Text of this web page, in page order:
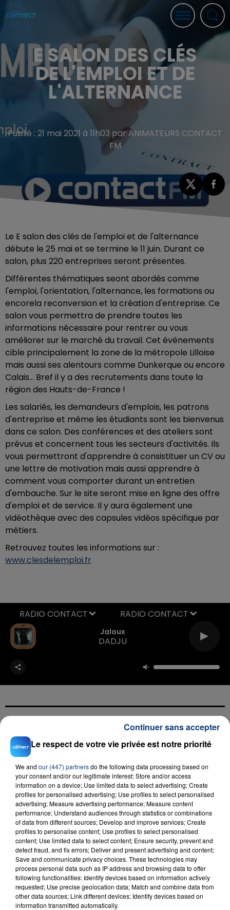
E SALON DES CLÉS
DE L'EMPLOI ET DE
L'ALTERNANCE
Publié : 21 mai 2021 à 11h03 par ANIMATEURS CONTACT
FM
Le E salon des clés de l'emploi et de l'alternance
débute le 25 mai et se termine le 11 juin. Durant ce
salon, plus 220 entreprises seront présentes.
Différentes thématiques seont abordés comme
l'emploi, l'orientation, l'alternance, les formations ou
encorela reconversion et la création d'entreprise. Ce
salon vous permettra de prendre toutes les
informations nécessaire pour rentrer ou vous
améliorer sur le marché du travail. Cet événements
cible principalement la zone de la métropole Lilloise
mais aussi ses alentours comme Dunkerque ou encore
Calais... Bref il y a des recrutements dans toute la
région des Hauts-de-France !
Les salariés, les demandeurs d'emplois, les patrons
d'entreprise et même les étudiants sont les bienvenus
dans ce salon. Des conférences et des ateliers sont
prévus et concernent tous les secteurs d'activités. Ils
vous permettront d'apprendre à consistituer un CV ou
une lettre de motivation mais aussi apprendre à
comment vous comporter durant un entretien
d'embauche. Sur le site seront mise en ligne des offre
d'emploi et de service. Il y aura également une
vidéothèque avec des capsules vidéos spécifique par
métiers.
Retrouvez toutes les informations sur :
www.clesdelemploi.fr
Jaloux
DADJU
RADIO CONTACT
FIL D'ACTU
23 juillet 2026
INCENDIE MORTEL À LENS : UNE FEMME ET
SON BÉBÉ ENTRE LA VIE ET LA...
Un homme s'est immolé par le feu après avoir
aspergé sa compagne et leur bébé de trois mois
d'un liquide inflammable.
Le respect de votre vie privée est notre priorité
We and our (447) partnersdo the following data processing based on
your consent and/or our legitimate interest: Store and/or access
information on a device; Use limited data to select advertising; Create
profiles for personalised advertising; Use profiles to select personalised
advertising; Measure advertising performance; Measure content
performance; Understand audiences through statistics or combinations
of data from different sources; Develop and improve services; Create
profiles to personalise content; Use profiles to select personalised
content; Use limited data to select content; Ensure security, prevent and
detect fraud, and fix errors; Deliver and present advertising and content;
Save and communicate privacy choices. These technologies may
process personal data such as IP address and browsing data to offer
following functionalities: Identify devices based on information actively
requested; Use precise geolocation data; Match and combine data from
other data sources; Link different devices; Identify devices based on
information transmitted automatically.
Continuer sans accepter